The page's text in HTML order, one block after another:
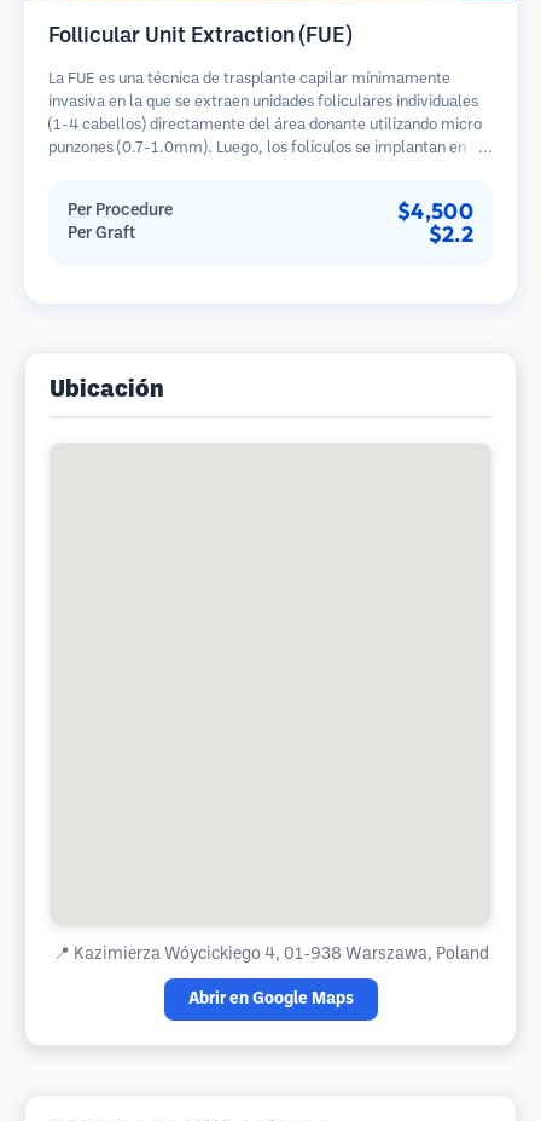
Follicular Unit Extraction (FUE)
La FUE es una técnica de trasplante capilar mínimamente
invasiva en la que se extraen unidades foliculares individuales
(1-4 cabellos) directamente del área donante utilizando micro
punzones (0.7-1.0mm). Luego, los folículos se implantan en las
en comparación con los métodos de extracción de tiras.
Per Procedure $4,500
Per Graft $2.2
Ubicación
📍 Kazimierza Wóycickiego 4, 01-938 Warszawa, Poland
Abrir en Google Maps